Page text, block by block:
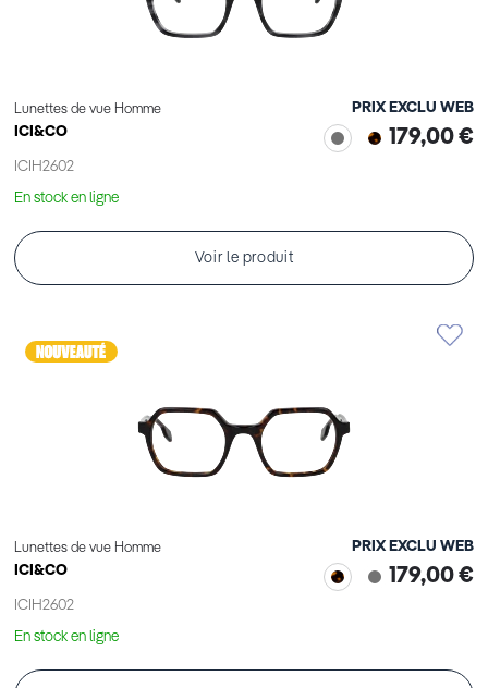
Lunettes de vue Homme
ICI&CO
ICIH2602
PRIX EXCLU WEB
179,00 €
En stock en ligne
Voir le produit
Lunettes de vue Homme
ICI&CO
ICIH2602
PRIX EXCLU WEB
179,00 €
En stock en ligne